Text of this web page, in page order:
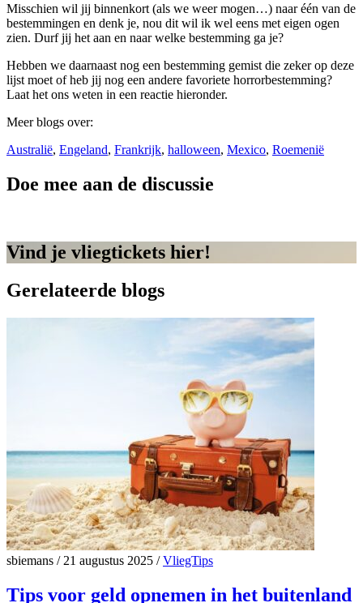
Misschien wil jij binnenkort (als we weer mogen…) naar één van de
bestemmingen en denk je, nou dit wil ik wel eens met eigen ogen
zien. Durf jij het aan en naar welke bestemming ga je?
Hebben we daarnaast nog een bestemming gemist die zeker op deze
lijst moet of heb jij nog een andere favoriete horrorbestemming?
Laat het ons weten in een reactie hieronder.
Meer blogs over:
Australië, Engeland, Frankrijk, halloween, Mexico, Roemenië
Doe mee aan de discussie
Vind je vliegtickets hier!
Gerelateerde blogs
sbiemans /21 augustus 2025 / VliegTips
Tips voor geld opnemen in het buitenland